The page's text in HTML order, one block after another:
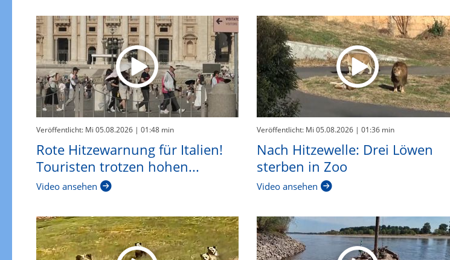
Veröffentlicht: Mi 05.08.2026| 01:48 min
Rote Hitzewarnung für Italien!
Touristen trotzen hohen...
Video ansehen
Veröffentlicht: Mi 05.08.2026| 01:36 min
Nach Hitzewelle: Drei Löwen
sterben in Zoo
Video ansehen